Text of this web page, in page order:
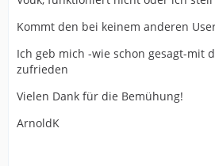
Kommt den bei keinem anderen
Ich geb mich -wie schon gesagt-mit
zufrieden
Vielen Dank für die Bemühung!
ArnoldK